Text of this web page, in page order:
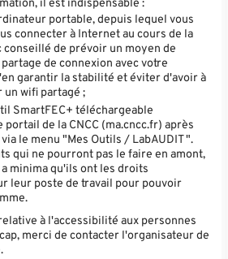
il est indispensable :
portable, depuis lequel vous
connecter à Internet au cours de la
conseillé de prévoir un moyen de
de connexion avec votre
garantir la stabilité et éviter d'avoir à
wifi partagé ;
SmartFEC+ téléchargeable
de la CNCC (ma.cncc.fr) après
le menu "Mes Outils / LabAUDIT ".
qui ne pourront pas le faire en amont,
minima qu'ils ont les droits
leur poste de travail pour pouvoir
à l'accessibilité aux personnes
merci de contacter l'organisateur de